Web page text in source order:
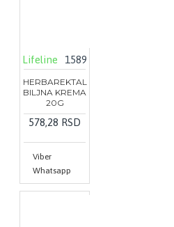
Lifeline 1589
HERBAREKTAL
BILJNA KREMA
20G
578,28 RSD
Viber
Whatsapp